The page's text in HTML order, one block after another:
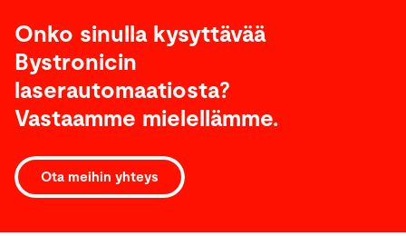
Onko sinulla kysyttävää
Bystronicin
laserautomaatiosta?
Vastaamme mielellämme.
Ota meihin yhteys
Automaation
konfiguraatio